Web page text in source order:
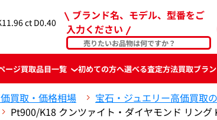
ct D0.40
ブランド名、モデル、型番をご
入力ください
ージ買取品目一覧 初めての方へ選べる査定方法買取ブラ
買取・価格相場
宝石・ジュエリー高価買取
Pt900/K18 クンツァイト・ダイヤモンド リン